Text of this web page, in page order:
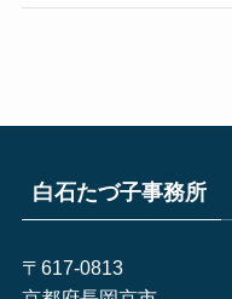
白石たづ子事務所
〒617-0813